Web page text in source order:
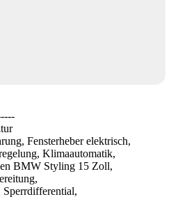
Fensterheber elektrisch,
Klimaautomatik,
BMW Styling 15 Zoll,
Sperrdifferential,